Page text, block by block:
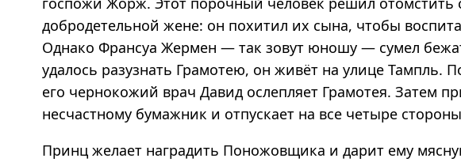
добродетельной жене: он похитил их сына, чтобы
Однако Франсуа Жермен — так зовут юношу — сумел
удалось разузнать Грамотею, он живёт на улице Тампль.
его чернокожий врач Давид ослепляет Грамотея. Затем
несчастному бумажник и отпускает на все четыре
Принц желает наградить Поножовщика и дарит ему